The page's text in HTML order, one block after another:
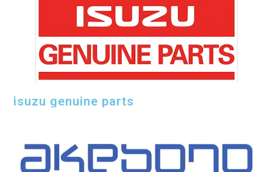
isuzu genuine parts